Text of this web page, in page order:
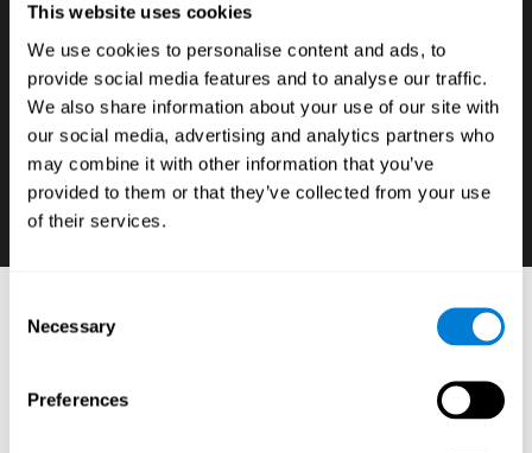
This website uses cookies
We use cookies to personalise content and ads, to
provide social media features and to analyse our traffic.
We also share information about your use of our site with
our social media, advertising and analytics partners who
may combine it with other information that you’ve
provided to them or that they’ve collected from your use
of their services.
Selection
Necessary
Preferences
مجموعات لتقييمات معرفية
رقمية
إن كنّا نريد أن نتطوّر قدرة الطلّاب في الأوج، فمن
الضروريّ أن نعرف هذا المهارات الإدراكيّة لديها ضعف
وقوّة وتضمّنها في الأهليّات والحتوى الأكاديميّة.
أدوات التعلّم العصبيّ: أدوات تقييم الإدراكيّ
للطلّاب
:
البرنامج التعليميّ على الإنترنت لكوجنيفيت مؤلّف من اختبارات